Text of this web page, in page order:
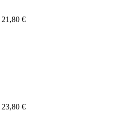
21,80 €
23,80 €